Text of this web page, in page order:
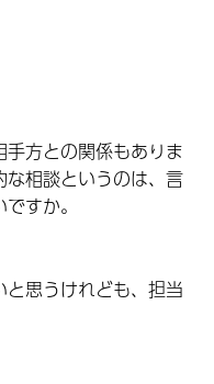
方との関係もありま
相談というのは、言
すか。
思うけれども、担当